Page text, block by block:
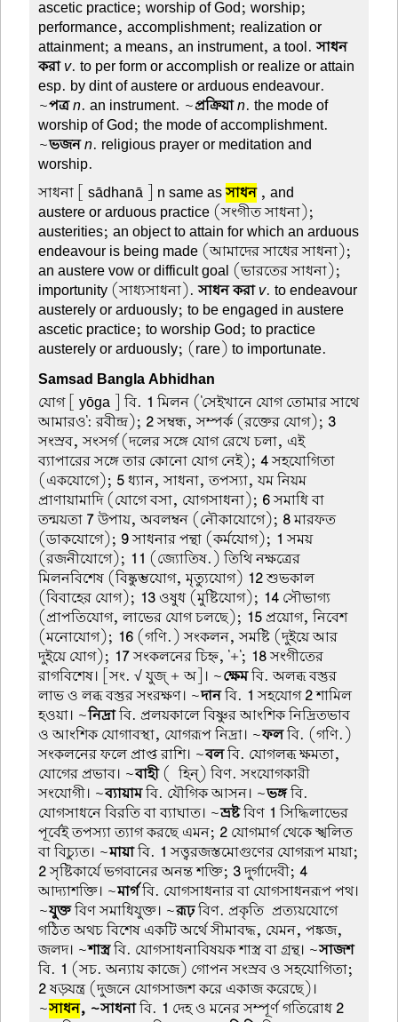
ascetic practice; worship of God; worship;
performance, accomplishment; realization or
attainment; a means, an instrument, a tool.সাধন
করা v. to per form or accomplish or realize or attain
esp. by dint of austere or arduous endeavour.
~পত্রn. an instrument. ~প্রক্রিয়াn. the mode of
worship of God; the mode of accomplishment.
~ভজনn. religious prayer or meditation and
worship.
সাধনা [ sādhanā ] n same asসাধন, and—
austere or arduous practice (সংগীত সাধনা);
austerities; an object to attain for which an arduous
endeavour is being made (আমাদের সাধের সাধনা);
an austere vow or difficult goal (ভারতের সাধনা);
importunity (সাধ্যসাধনা).সাধন করা v. to endeavour
austerely or arduously; to be engaged in austere
ascetic practice; to worship God; to practice
austerely or arduously; (rare) to importunate.
Samsad Bangla Abhidhan
যোগ[ yōga ] বি. 1 মিলন ('সেইখানে যোগ তোমার সাথে
আমারও': রবীন্দ্র); 2সম্বন্ধ, সম্পর্ক (রক্তের যোগ); 3
সংস্রব, সংসর্গ (দলের সঙ্গে যোগ রেখে চলা, এই
ব্যাপারের সঙ্গে তার কোনো যোগ নেই);4সহযোগিতা
(একযোগে); 5ধ্যান, সাধনা, তপস্যা, যম নিয়ম
প্রাণায়ামাদি (যোগে বসা, যোগসাধনা); 6সমাধি বা
তন্ময়তা 7উপায়, অবলম্বন (নৌকাযোগে); 8মারফত
(ডাকযোগে); 9সাধনার পন্থা (কর্মযোগ); 1 সময়
(রজনীযোগে); 11 (জ্যোতিষ.) তিথি নক্ষত্রের
মিলনবিশেষ (বিষ্কুম্ভযোগ, মৃত্যুযোগ) 12শুভকাল
(বিবাহের যোগ); 13ওষুধ (মুষ্টিযোগ); 14 সৌভাগ্য
(প্রাপতিযোগ, লাভের যোগ চলছে); 15প্রয়োগ, নিবেশ
(মনোযোগ); 16 (গণি.) সংকলন, সমষ্টি (দুইয়ে আর
দুইয়ে যোগ); 17সংকলনের চিহ্ন, '+'; 18সংগীতের
রাগবিশেষ। [সং. √ যুজ্ + অ]। ~ক্ষেমবি. অলব্ধ বস্তুর
লাভ ও লব্ধ বস্তুর সংরক্ষণ। ~দানবি. 1 সহযোগ2শামিল
হওয়া। ~নিদ্রাবি. প্রলয়কালে বিষ্ণুর আংশিক নিদ্রিতভাব
ও আংশিক যোগাবস্থা, যোগরূপ নিদ্রা। ~ফলবি. (গণি.)
সংকলনের ফলে প্রাপ্ত রাশি। ~বলবি. যোগলব্ধ ক্ষমতা,
যোগের প্রভাব। ~বাহী(-হিন্) বিণ. সংযোগকারী
সংযোগী। ~ব্যায়ামবি. যৌগিক আসন। ~ভঙ্গবি.
যোগসাধনে বিরতি বা ব্যাঘাত। ~ভ্রষ্টবিণ 1 সিদ্ধিলাভের
পূর্বেই তপস্যা ত্যাগ করছে এমন; 2 যোগমার্গ থেকে স্খলিত
বা বিচ্যুত। ~মায়াবি. 1 সত্ত্বরজস্তমোগুণের যোগরূপ মায়া;
2সৃষ্টিকার্যে ভগবানের অনন্ত শক্তি; 3দুর্গাদেবী;4
আদ্যাশক্তি। ~মার্গবি. যোগসাধনার বা যোগসাধনরূপ পথ।
~যুক্তবিণ সমাধিযুক্ত। ~রূঢ়বিণ. প্রকৃতি-প্রত্যয়যোগে
গঠিত অথচ বিশেষ একটি অর্থে সীমাবদ্ধ, যেমন, পঙ্কজ,
জলদ। ~শাস্ত্রবি. যোগসাধনাবিষয়ক শাস্ত্র বা গ্রন্থ। ~সাজশ
বি. 1 (সচ. অন্যায় কাজে) গোপন সংস্রব ও সহযোগিতা;
2ষড়যন্ত্র (দুজনে যোগসাজশ করে একাজ করেছে)।
~সাধন, ~সাধনাবি. 1 দেহ ও মনের সম্পূর্ণ গতিরোধ2